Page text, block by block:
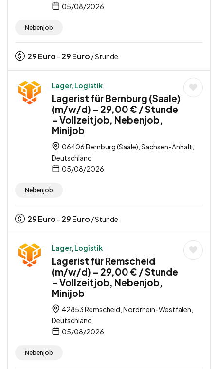
05/08/2026
Nebenjob
29Euro - 29Euro / Stunde
Lager, Logistik
Lagerist für Bernburg (Saale)
(m/w/d) – 29,00 € / Stunde
– Vollzeitjob, Nebenjob,
Minijob
06406 Bernburg (Saale), Sachsen-Anhalt,
Deutschland
05/08/2026
Nebenjob
29Euro - 29Euro / Stunde
Lager, Logistik
Lagerist für Remscheid
(m/w/d) – 29,00 € / Stunde
– Vollzeitjob, Nebenjob,
Minijob
42853 Remscheid, Nordrhein-Westfalen,
Deutschland
05/08/2026
Nebenjob